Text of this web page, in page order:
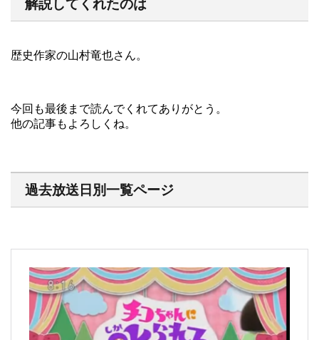
解説してくれたのは
歴史作家の山村竜也さん。
今回も最後まで読んでくれてありがとう。
他の記事もよろしくね。
過去放送日別一覧ページ